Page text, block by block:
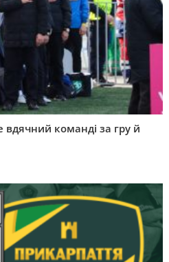
команді за гру й